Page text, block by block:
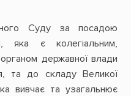
Суду за посадою
є колегіальним,
державної влади
та до складу Великої
вивчає та узагальнює